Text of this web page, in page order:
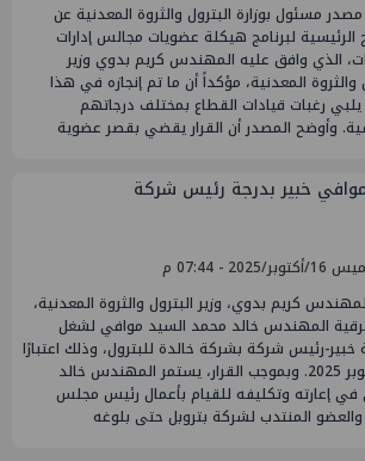
مسئول بوزارة البترول والثروة المعدنية عن
الرئيسية لبرنامج هيكلة عضويات مجالس إدارات
الذي وافق عليه المهندس كريم بدوي وزير
والثروة المعدنية، مؤكداً أن ما تم إنجازه في هذا
رغبات قيادات القطاع بمختلف درجاتهم
وأوضح المصدر أن القرار يقضي بقصر عضوية
خبير بدرجة رئيس شركة
2025 - 07:44 م
كريم بدوي، وزير البترول والثروة المعدنية،
المهندس خالد محمد السيد موافي لشغل
رئيس شركة بشركة خالدة للبترول، وذلك اعتبارًا
من أكتوبر 2025. وبموجب القرار، يستمر المهندس خالد
إعارته وتكليفه للقيام بأعمال رئيس مجلس
والعضو المنتدب لشركة بتروبل حتى بلوغه